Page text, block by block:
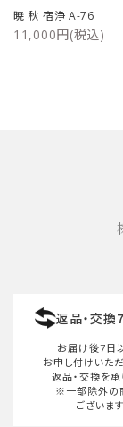
暁 秋 宿浄 A-76
11,000円(税込)
返品・交
お届け後7日
お申し付けいた
返品・交換を承
※一部除外の
ございます